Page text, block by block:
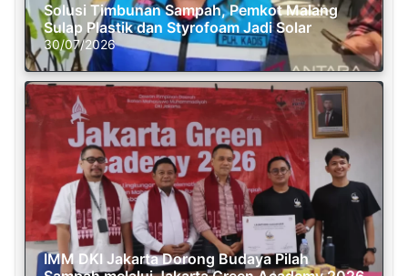
Solusi Timbunan Sampah, Pemkot Malang
Sulap Plastik dan Styrofoam Jadi Solar
30/07/2026
IMM DKI Jakarta Dorong Budaya Pilah